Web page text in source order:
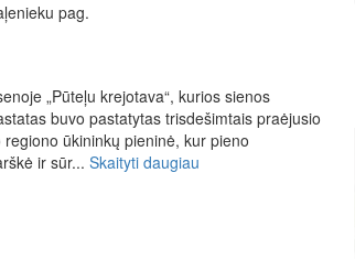
pag.
„Pūteļu krejotava“, kurios sienos
buvo pastatytas trisdešimtais praėjusio
ūkininkų pieninė, kur pieno
ir sūr... Skaityti daugiau